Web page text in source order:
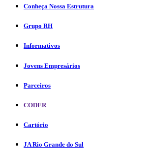
Conheça Nossa Estrutura
Grupo RH
Informativos
Jovens Empresários
Parceiros
CODER
Cartório
JA Rio Grande do Sul